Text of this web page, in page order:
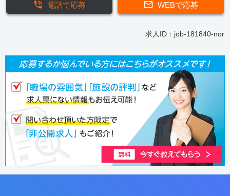
WEBで応募
電話で応募
求人ID：job-181840-nor